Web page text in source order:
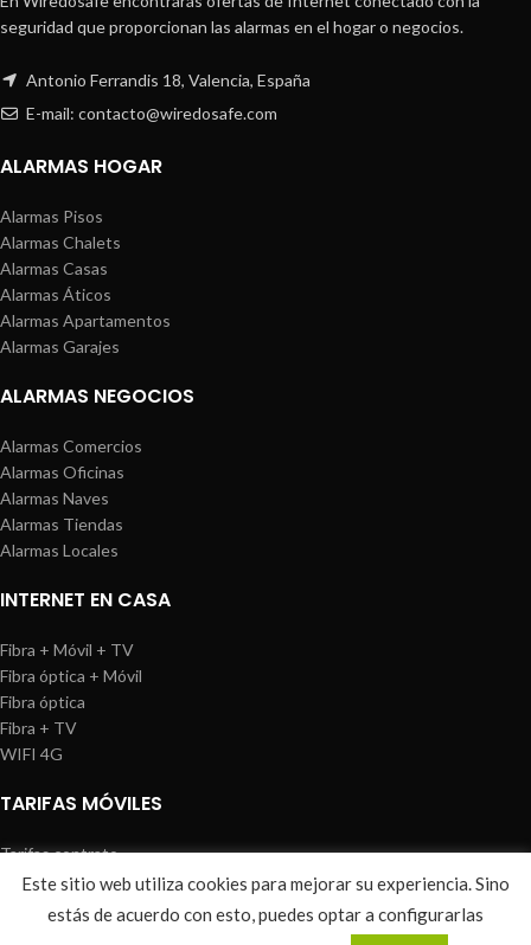
seguridad que proporcionan las alarmas en el hogar o negocios.
Antonio Ferrandis 18, Valencia, España
E-mail: contacto@wiredosafe.com
ALARMAS HOGAR
Alarmas Pisos
Alarmas Chalets
Alarmas Casas
Alarmas Áticos
Alarmas Apartamentos
Alarmas Garajes
ALARMAS NEGOCIOS
Alarmas Comercios
Alarmas Oficinas
Alarmas Naves
Alarmas Tiendas
Alarmas Locales
INTERNET EN CASA
Fibra + Móvil + TV
Fibra óptica + Móvil
Fibra óptica
Fibra + TV
WIFI 4G
TARIFAS MÓVILES
Tarifas contrato
Tarifas prepago
WIREDOSAFE Aviso Legal Política de Cookies |Sitemap
Este sitio web utiliza cookies para mejorar su experiencia. Sino
estás de acuerdo con esto, puedes optar a configurarlas